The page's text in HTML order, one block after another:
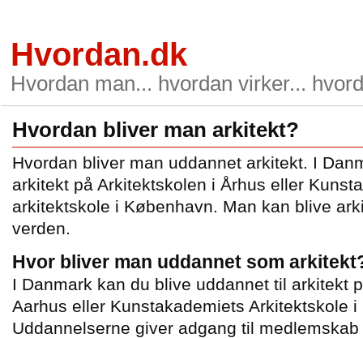
Hvordan.dk
Hvordan man... hvordan virker...
Hvordan bliver man arkitekt?
Hvordan bliver man uddannet arkitekt. I
arkitekt på Arkitektskolen i Århus eller
arkitektskole i København. Man kan blive
verden.
Hvor bliver man uddannet som
I Danmark kan du blive uddannet til arkitekt
Aarhus eller Kunstakademiets Arkitektskole
Uddannelserne giver adgang til